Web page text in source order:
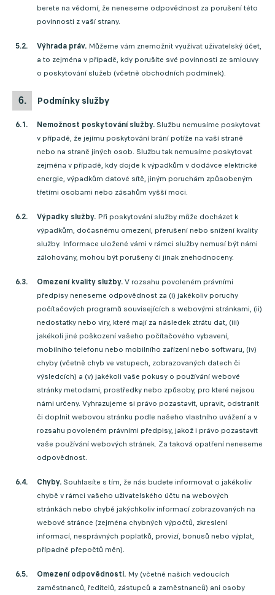
berete na vědomí, že neneseme odpovědnost za porušení této
povinnosti z vaší strany.
Výhrada práv. Můžeme vám znemožnit využívat uživatelský účet,
a to zejména v případě, kdy porušíte své povinnosti ze smlouvy
o poskytování služeb (včetně obchodních podmínek).
podmínky služby
Nemožnost poskytování služby. Službu nemusíme poskytovat
v případě, že jejímu poskytování brání potíže na vaší straně
nebo na straně jiných osob. Službu tak nemusíme poskytovat
zejména v případě, kdy dojde k výpadkům v dodávce elektrické
energie, výpadkům datové sítě, jiným poruchám způsobeným
třetími osobami nebo zásahům vyšší moci.
Výpadky služby. Při poskytování služby může docházet k
výpadkům, dočasnému omezení, přerušení nebo snížení kvality
služby. Informace uložené vámi v rámci služby nemusí být námi
zálohovány, mohou být porušeny či jinak znehodnoceny.
Omezení kvality služby.V rozsahu povoleném právními
předpisy neneseme odpovědnost za (i) jakékoliv poruchy
počítačových programů souvisejících s webovými stránkami, (ii)
nedostatky nebo viry, které mají za následek ztrátu dat, (iii)
jakékoli jiné poškození vašeho počítačového vybavení,
mobilního telefonu nebo mobilního zařízení nebo softwaru, (iv)
chyby (včetně chyb ve vstupech, zobrazovaných datech či
výsledcích) a (v) jakékoli vaše pokusy o používání webové
stránky metodami, prostředky nebo způsoby, pro které nejsou
námi určeny. Vyhrazujeme si právo pozastavit, upravit, odstranit
či doplnit webovou stránku podle našeho vlastního uvážení a v
rozsahu povoleném právními předpisy, jakož i právo pozastavit
vaše používání webových stránek. Za taková opatření neneseme
odpovědnost.
Chyby. Souhlasíte s tím, že nás budete informovat o jakékoliv
chybě v rámci vašeho uživatelského účtu na webových
stránkách nebo chybě jakýchkoliv informací zobrazovaných na
webové stránce (zejména chybných výpočtů, zkreslení
informací, nesprávných poplatků, provizí, bonusů nebo výplat,
případně přepočtů měn).
Omezení odpovědnosti. My (včetně našich vedoucích
zaměstnanců, ředitelů, zástupců a zaměstnanců) ani osoby